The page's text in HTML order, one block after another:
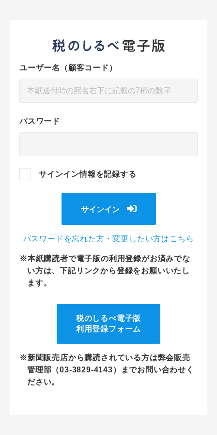
ユーザー名（顧客コード）
パスワード
サインイン情報を記録する
サインイン
パスワードを忘れた方・変更したい方はこちら
※本紙購読者で電子版の利用登録がお済みでな
い方は、下記リンクから登録をお願いいたし
ます。
税のしるべ電子版
利用登録フォーム
※新聞販売店から購読されている方は弊会販売
管理部（03-3829-4143）までお問い合わせく
ださい。